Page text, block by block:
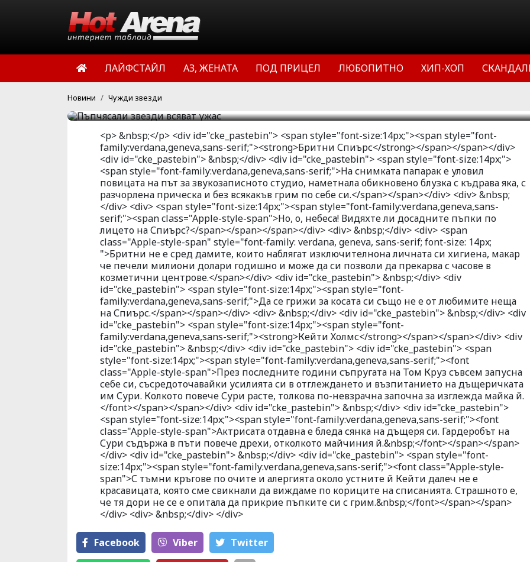
ЛАЙФСТАЙЛ АЗ, ЖЕНАТА ПОД ПРИЦЕЛ ЛЮБОПИТНО ХИП-ХОП
Новини Чужди звезди
впечатления на останалите. Виж, когато холивудска звезда
се появи по този начин на публично място - това си е чиста
далавера за папараците. Представяме ви две от най-
немърливите известни личности в Холивуд, които често
греят от булевардните издания зад Океана
HotArena.net
<p> &nbsp;</p> <div id="cke_pastebin"> <span style="font-size:14px;"><span style="font-
family:verdana,geneva,sans-serif;"><strong>Бритни Спиърс</strong></span></span></div>
<div id="cke_pastebin"> &nbsp;</div> <div id="cke_pastebin"> <span style="font-size:14px;">
<span style="font-family:verdana,geneva,sans-serif;">На снимката папарак е уловил
повицата на път за звукозаписното студио, наметнала обикновено блузка с къдрава яка, с
разчорлена прическа и без всякакъв грим по себе си.</span></span></div> <div> &nbsp;
</div> <div> <span style="font-size:14px;"><span style="font-family:verdana,geneva,sans-
serif;"><span class="Apple-style-span">Но, о, небеса! Видяхте ли досадните пъпки по
лицето на Спиърс?</span></span></span></div> <div> &nbsp;</div> <div> <span
class="Apple-style-span" style="font-family: verdana, geneva, sans-serif; font-size: 14px;
">Бритни не е сред дамите, които наблягат изключителнона личната си хигиена, макар
че печели милиони долари годишно и може да си позволи да прекарва с часове в
козметични центрове.</span></div> <div id="cke_pastebin"> &nbsp;</div> <div
id="cke_pastebin"> <span style="font-size:14px;"><span style="font-
family:verdana,geneva,sans-serif;">Да се грижи за косата си също не е от любимите неща
на Спиърс.</span></span></div> <div> &nbsp;</div> <div id="cke_pastebin"> &nbsp;</div> <div
id="cke_pastebin"> <span style="font-size:14px;"><span style="font-
family:verdana,geneva,sans-serif;"><strong>Кейти Холмс</strong></span></span></div> <div
id="cke_pastebin"> &nbsp;</div> <div id="cke_pastebin"> <div id="cke_pastebin"> <span
style="font-size:14px;"><span style="font-family:verdana,geneva,sans-serif;"><font
class="Apple-style-span">През последните години съпругата на Том Круз съвсем запусна
себе си, съсредоточавайки усилията си в отглеждането и възпитанието на дъщеричката
им Сури. Колкото повече Сури расте, толкова по-невзрачна започна за изглежда майка й.
</font></span></span></div> <div id="cke_pastebin"> &nbsp;</div> <div id="cke_pastebin">
<span style="font-size:14px;"><span style="font-family:verdana,geneva,sans-serif;"><font
class="Apple-style-span">Актрисата отдавна е бледа сянка на дъщеря си. Гардеробът на
Сури съдържа в пъти повече дрехи, отколкото майчиния й.&nbsp;</font></span></span>
</div> <div id="cke_pastebin"> &nbsp;</div> <div id="cke_pastebin"> <span style="font-
size:14px;"><span style="font-family:verdana,geneva,sans-serif;"><font class="Apple-style-
span">С тъмни кръгове по очите и алергията около устните й Кейти далеч не е
красавицата, която сме свикнали да виждаме по кориците на списанията. Страшното е,
че тя дори не се е опитала да прикрие пъпките си с грим.&nbsp;</font></span></span>
</div> <div> &nbsp;</div> </div>
Facebook Viber Тwitter